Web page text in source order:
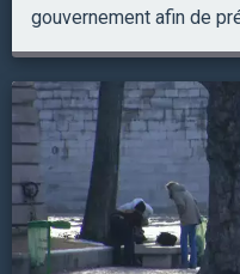
gouvernement afin de